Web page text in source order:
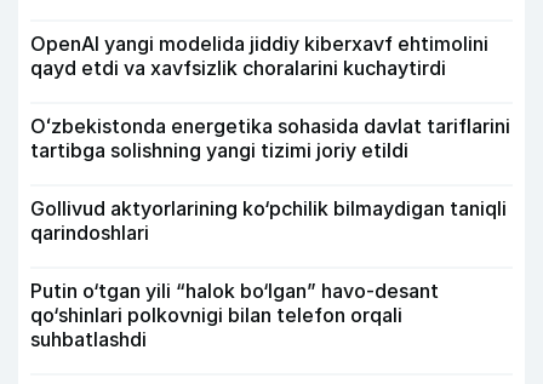
OpenAI yangi modelida jiddiy kiberxavf ehtimolini
qayd etdi va xavfsizlik choralarini kuchaytirdi
Oʻzbekistonda energetika sohasida davlat tariflarini
tartibga solishning yangi tizimi joriy etildi
Gollivud aktyorlarining ko‘pchilik bilmaydigan taniqli
qarindoshlari
Putin o‘tgan yili “halok bo‘lgan” havo-desant
qo‘shinlari polkovnigi bilan telefon orqali
suhbatlashdi